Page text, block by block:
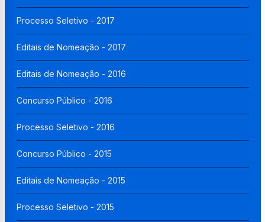
Processo Seletivo - 2017
Editais de Nomeação - 2017
Editais de Nomeação - 2016
Concurso Público - 2016
Processo Seletivo - 2016
Concurso Público - 2015
Editais de Nomeação - 2015
Processo Seletivo - 2015